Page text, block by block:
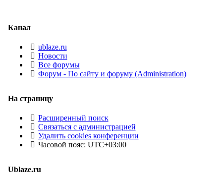
Канал
ublaze.ru
Новости
Все форумы
Форум - По сайту и форуму (Administration)
На страницу
Расширенный поиск
Связаться с администрацией
Удалить cookies конференции
Часовой пояс: UTC+03:00
Ublaze.ru